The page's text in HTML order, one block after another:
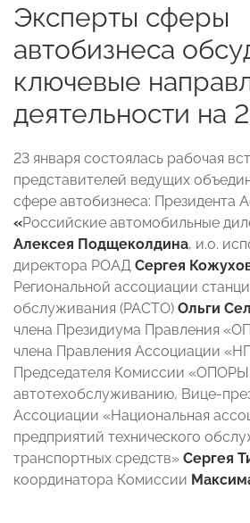
Эксперты сферы
автобизнеса
ключевые
деятельности на
23 января состоялась рабочая
представителей ведущих
сфере автобизнеса: Президента
«Российские автомобильные
Алексея Подщеколдина, и.о.
директора РОАД Сергея
Региональной ассоциации
обслуживания (РАСТО) Ольги
члена Президиума Правления
члена Правления Ассоциации
Председателя Комиссии
автотехобслуживанию, Вице-
Ассоциации «Национальная
предприятий технического
транспортных средств» Сергея
координатора Комиссии